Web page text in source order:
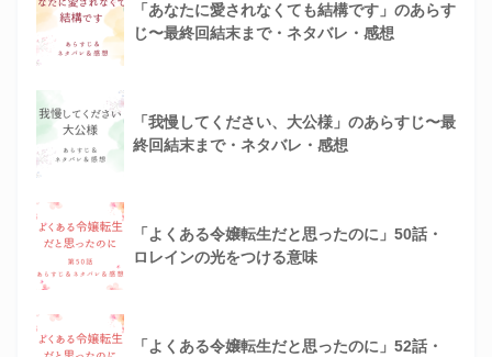
「あなたに愛されなくても結構です」のあらす
じ〜最終回結末まで・ネタバレ・感想
「我慢してください、大公様」のあらすじ〜最
終回結末まで・ネタバレ・感想
「よくある令嬢転生だと思ったのに」50話・
ロレインの光をつける意味
「よくある令嬢転生だと思ったのに」52話・